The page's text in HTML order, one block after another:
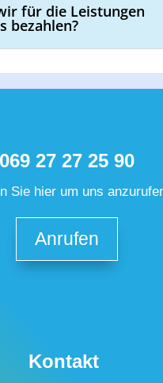
für die Leistungen
bezahlen?
069 27 27 25 90
Sie hier um uns
Anrufen
Kontakt